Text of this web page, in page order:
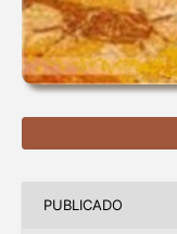
PUBLICADO